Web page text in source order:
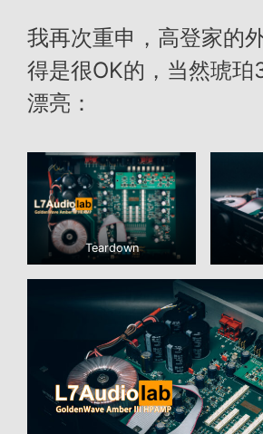
我再次重申，高登家的
得是很OK的，当然琥珀
漂亮：
Teardown